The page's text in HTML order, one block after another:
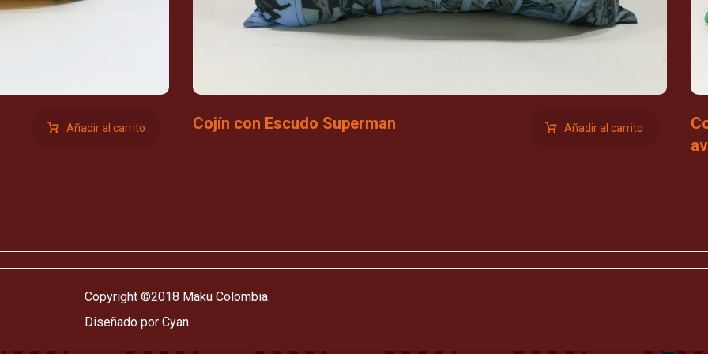
Añadir al carrito Cojín con Escudo Superman Añadir al carrito
Copyright ©2018 Maku Colombia.
Diseñado por Cyan